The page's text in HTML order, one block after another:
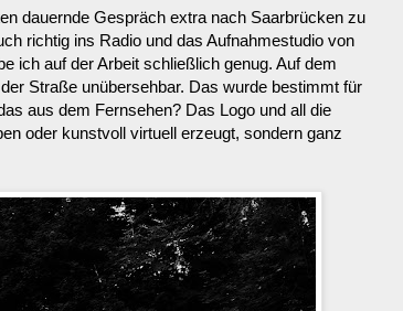
dauernde Gespräch extra nach Saarbrücken zu
richtig ins Radio und das Aufnahmestudio von
ich auf der Arbeit schließlich genug. Auf dem
Straße unübersehbar. Das wurde bestimmt für
aus dem Fernsehen? Das Logo und all die
oder kunstvoll virtuell erzeugt, sondern ganz